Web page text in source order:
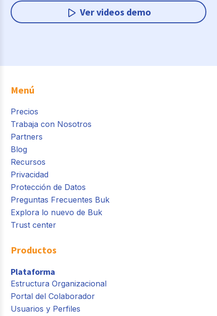
Ver videos demo
Menú
Precios
Trabaja con Nosotros
Partners
Blog
Recursos
Privacidad
Protección de Datos
Preguntas Frecuentes Buk
Explora lo nuevo de Buk
Trust center
Productos
Plataforma
Estructura Organizacional
Portal del Colaborador
Usuarios y Perfiles